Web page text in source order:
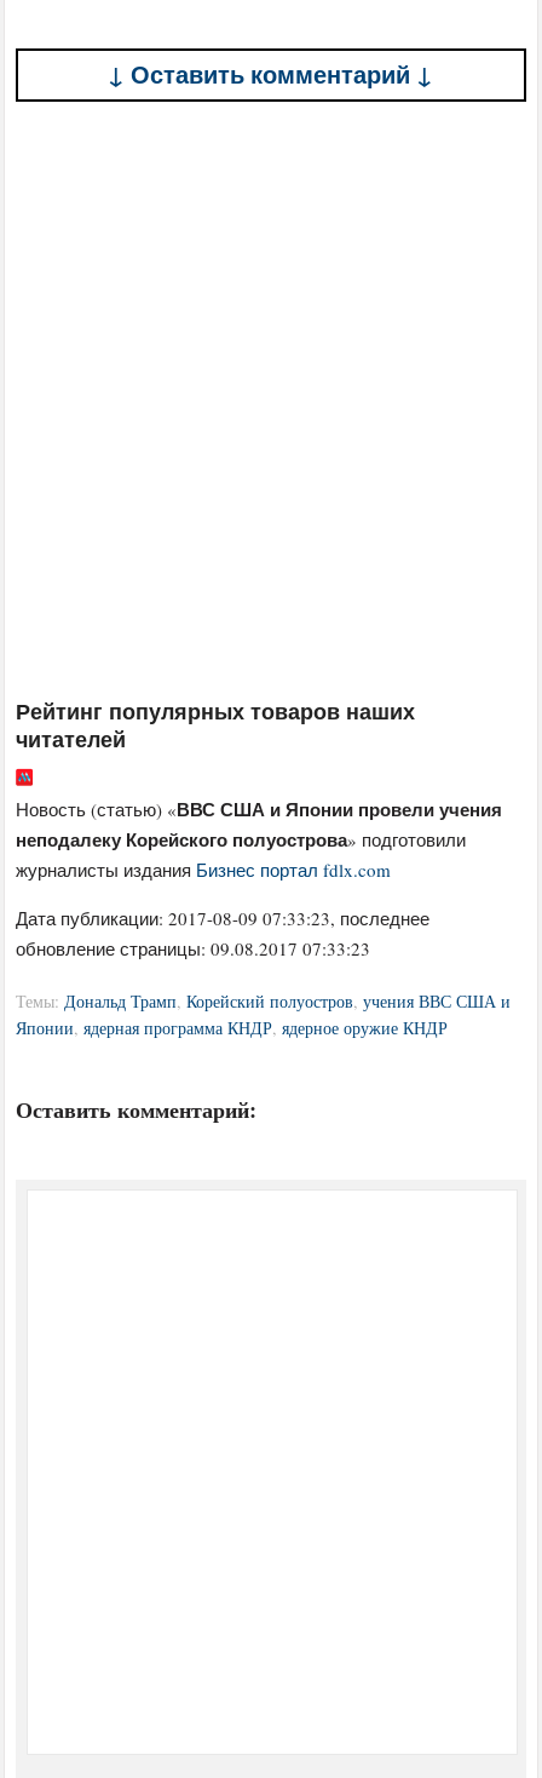
↓ Оставить комментарий ↓
Рейтинг популярных товаров наших
читателей
Новость (статью) «ВВС США и Японии провели учения
неподалеку Корейского полуострова» подготовили
журналисты издания Бизнес портал fdlx.com
Дата публикации:2017-08-09 07:33:23, последнее
обновление страницы: 09.08.2017 07:33:23
Темы:Дональд Трамп,Корейский полуостров,учения ВВС США и
Японии,ядерная программа КНДР,ядерное оружие КНДР
Оставить комментарий: